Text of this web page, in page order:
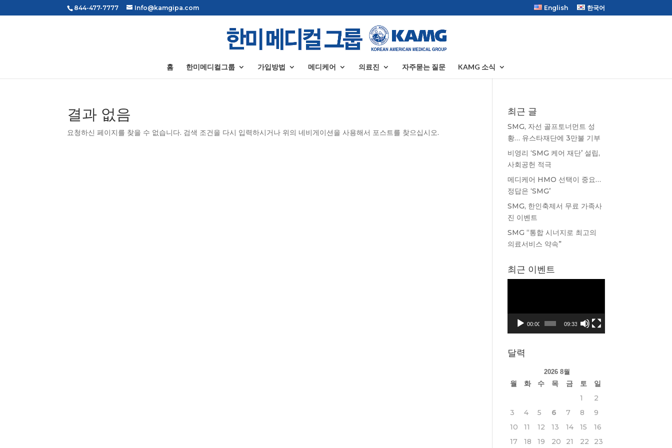
844-477-7777 Info@kamgipa.com English 한국어
홈 한미메디컬그룹 가입방법 메디케어 의료진 자주묻는 질문 KAMG 소식
결과 없음
요청하신 페이지를 찾을 수 없습니다. 검색 조건을 다시 입력하시거나 위의 네비게이션을 사용해서 포스트를 찾으십시오.
최근 글
SMG, 자선 골프토너먼트 성
황… 유스타재단에 3만불 기부
비영리 ‘SMG 케어 재단’ 설립,
사회공헌 적극
메디케어 HMO 선택이 중요…
정답은 ‘SMG’
SMG, 한인축제서 무료 가족사
진 이벤트
SMG “통합 시너지로 최고의
의료서비스 약속”
최근 이벤트
어
00:00 09:33
달력
2026 8월
월 화 수 목 금 토
일
1
2
3
4 5 6 7 8
9
10
11 12 13 14 15
16
17
18 19 20 21 22 23